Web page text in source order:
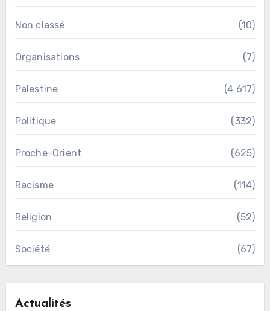
Non classé (10)
Organisations (7)
Palestine (4 617)
Politique (332)
Proche-Orient (625)
Racisme (114)
Religion (52)
Société (67)
Actualités